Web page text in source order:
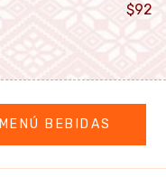
$92
MENÚ BEBIDAS